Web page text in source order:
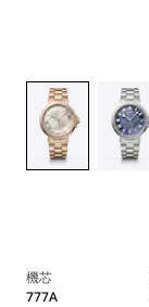
機芯
777A